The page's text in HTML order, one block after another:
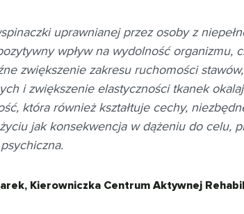
uprawnianej przez osoby z
wpływ na wydolność organizmu,
zwiększenie zakresu ruchomości
i zwiększenie elastyczności tkanek
która również kształtuje cechy,
jak konsekwencja w dążeniu do celu,
Kierowniczka Centrum Aktywnej